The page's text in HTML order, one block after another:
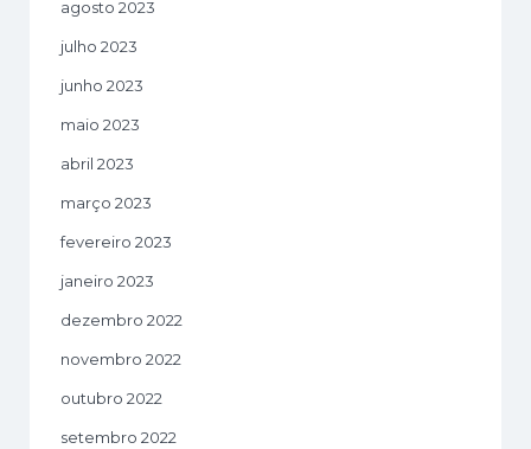
agosto 2023
julho 2023
junho 2023
maio 2023
abril 2023
março 2023
fevereiro 2023
janeiro 2023
dezembro 2022
novembro 2022
outubro 2022
setembro 2022